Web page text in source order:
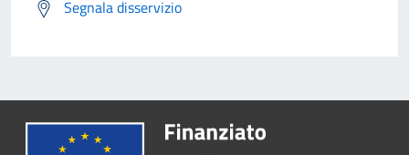
Segnala disservizio